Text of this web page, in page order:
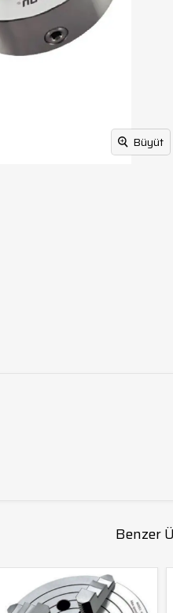
Büyüt
Benzer